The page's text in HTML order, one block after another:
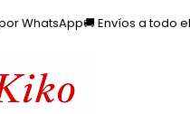
WhatsApp